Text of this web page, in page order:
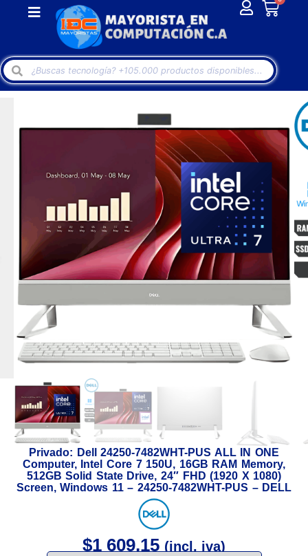
Privado: Dell 24250-7482WHT-PUS ALL IN ONE
Computer, Intel Core 7 150U, 16GB RAM Memory,
512GB Solid State Drive, 24″ FHD (1920 X 1080)
Screen, Windows 11 – 24250-7482WHT-PUS – DELL
$1 609,15 (incl. iva)